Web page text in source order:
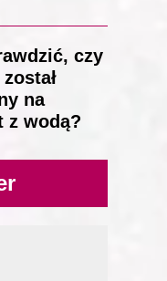
czy
na
z wodą?